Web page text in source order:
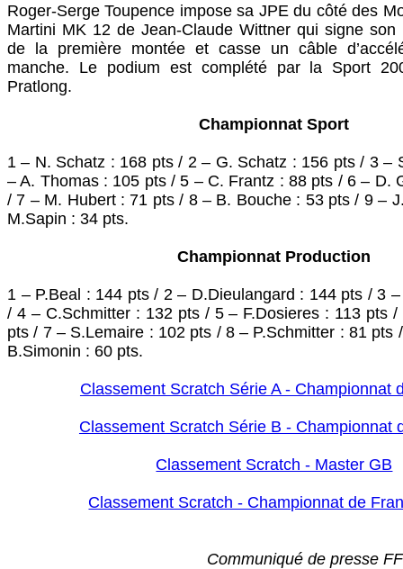
Roger-Serge Toupence impose sa JPE du côté des
Martini MK 12 de Jean-Claude Wittner qui signe son
de la première montée et casse un câble
manche. Le podium est complété par la Sport
Pratlong.
Championnat Sport
1 – N. Schatz : 168 pts / 2 – G. Schatz : 156 pts / 3 –
– A. Thomas : 105 pts / 5 – C. Frantz : 88 pts / 6 – D.
/ 7 – M. Hubert : 71 pts / 8 – B. Bouche : 53 pts / 9 –
M.Sapin : 34 pts.
Championnat Production
1 – P.Beal : 144 pts / 2 – D.Dieulangard : 144 pts / 3
/ 4 – C.Schmitter : 132 pts / 5 – F.Dosieres : 113 pts
pts / 7 – S.Lemaire : 102 pts / 8 – P.Schmitter : 81 pts
B.Simonin : 60 pts.
Classement Scratch Série A - Championnat
Classement Scratch Série B - Championnat
Classement Scratch - Master GB
Classement Scratch - Championnat de
Communiqué de presse